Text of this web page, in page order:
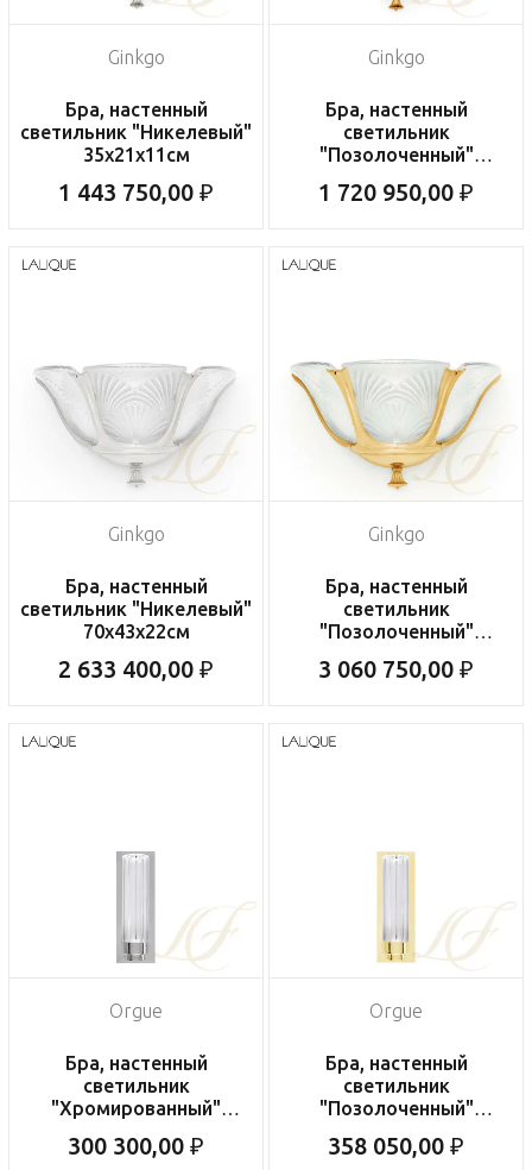
Ginkgo
Бра, настенный
светильник "Никелевый"
35x21x11см
1 443 750,00 ₽
Ginkgo
Бра, настенный
светильник
"Позолоченный"
1 720 950,00 ₽
Ginkgo
Бра, настенный
светильник "Никелевый"
70x43x22см
2 633 400,00 ₽
Ginkgo
Бра, настенный
светильник
"Позолоченный"
3 060 750,00 ₽
Orgue
Бра, настенный
светильник
"Хромированный"
300 300,00 ₽
Orgue
Бра, настенный
светильник
"Позолоченный"
358 050,00 ₽